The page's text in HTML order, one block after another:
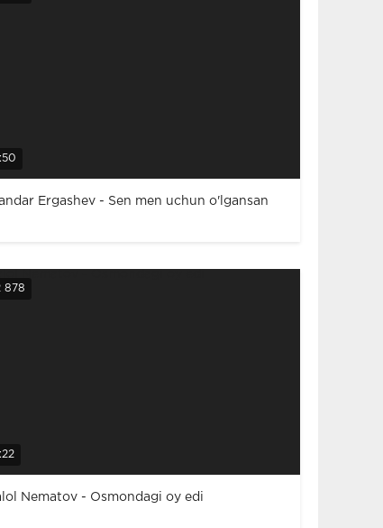
Ergashev - Sen men uchun o'lgansan
878
Nematov - Osmondagi oy edi